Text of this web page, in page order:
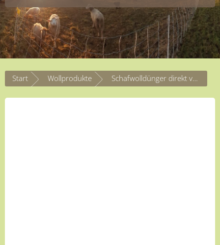
Start Wollprodukte Schafwolldünger direkt vom Schäfer in Pelletform